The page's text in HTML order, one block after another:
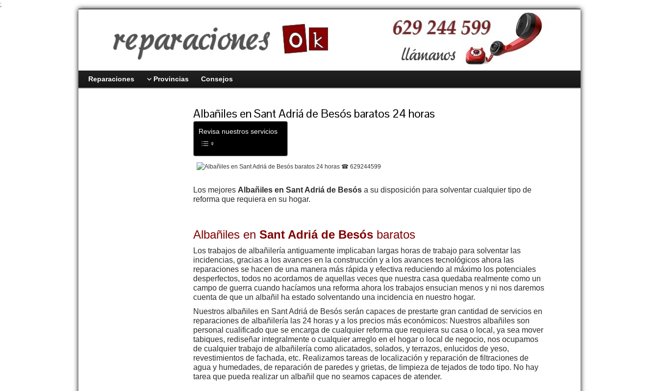
;
Reparaciones Provincias Consejos
Albañiles en Sant Adriá de Besós baratos 24 horas
Revisa nuestros servicios
Los mejores Albañiles en Sant Adriá de Besós a su disposición para solventar cualquier tipo de
reforma que requiera en su hogar.
Albañiles en Sant Adriá de Besós baratos
Los trabajos de albañilería antiguamente implicaban largas horas de trabajo para solventar las
incidencias, gracias a los avances en la construcción y a los avances tecnológicos ahora las
reparaciones se hacen de una manera más rápida y efectiva reduciendo al máximo los potenciales
desperfectos, todos no acordamos de aquellas veces que nuestra casa quedaba realmente como un
campo de guerra cuando hacíamos una reforma ahora los trabajos ensucian menos y ni nos daremos
cuenta de que un albañil ha estado solventando una incidencia en nuestro hogar.
Nuestros albañiles en Sant Adriá de Besós serán capaces de prestarte gran cantidad de servicios en
reparaciones de albañilería las 24 horas y a los precios más económicos: Nuestros albañiles son
personal cualificado que se encarga de cualquier reforma que requiera su casa o local, ya sea mover
tabiques, rediseñar integralmente o cualquier arreglo en el hogar o local de negocio, nos ocupamos
de cualquier trabajo de albañilería como alicatados, solados, y terrazos, enlucidos de yeso,
revestimientos de fachada, etc. Realizamos tareas de localización y reparación de filtraciones de
agua y humedades, de reparación de paredes y grietas, de limpieza de tejados de todo tipo. No hay
tarea que pueda realizar un albañil que no seamos capaces de atender.